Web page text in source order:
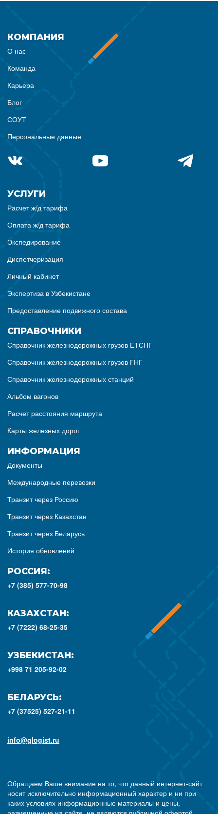
КОМПАНИЯ
О нас
Команда
Карьера
Блог
СОУТ
Персональные данные
УСЛУГИ
Расчет ж/д тарифа
Оплата ж/д тарифа
Экспедирование
Диспетчеризация
Личный кабинет
Экспертиза в Узбекистане
Предоставление подвижного состава
СПРАВОЧНИКИ
Справочник железнодорожных грузов ЕТСНГ
Справочник железнодорожных грузов ГНГ
Справочник железнодорожных станций
Альбом вагонов
Расчет расстояния маршрута
Карты железных дорог
ИНФОРМАЦИЯ
Документы
Международные перевозки
Транзит через Россию
Транзит через Казахстан
Транзит через Беларусь
История обновлений
РОССИЯ:
+7 (385) 577-70-98
КАЗАХСТАН:
+7 (7222) 68-25-35
УЗБЕКИСТАН:
+998 71 205-92-02
БЕЛАРУСЬ:
+7 (37525) 527-21-11
info@glogist.ru
Обращаем Ваше внимание на то, что данный интернет-сайт
носит исключительно информационный характер и ни при
каких условиях информационные материалы и цены,